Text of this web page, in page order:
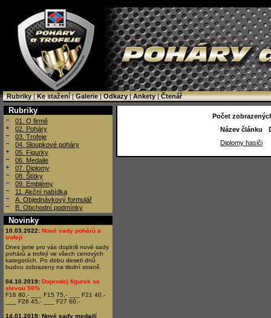
Rubriky|Ke stažení|Galerie|Odkazy|Ankety|Čtenář
Rubriky
01. O firmě
02. Poháry
03. Trofeje
04. Sloupkové poháry
05. Figurky
06. Medaile
07. Diplomy
08. Štítky
09. Emblémy
11. Akční nabídka
A. Objednávkový formulář
B. Obchodní podmínky
Novinky
10.03.2022: Nové sady pohárů a
trofejí
Dnes jsme pro vás doplnili nové sady
pohárů a trofejí ve všech cenových
kategoriích. Po dobu deseti dnů
budou zobrazeny na titulní straně.
04.10.2019: Doprodej figurek se
slevou 50%
F16 80,- ___ F15 75,- ___ F21 40,-
___ F26 45,- ___ F27 60,-
14.01.2019: Nové sady medailí
Počet
Název článku
Diplomy hasiči